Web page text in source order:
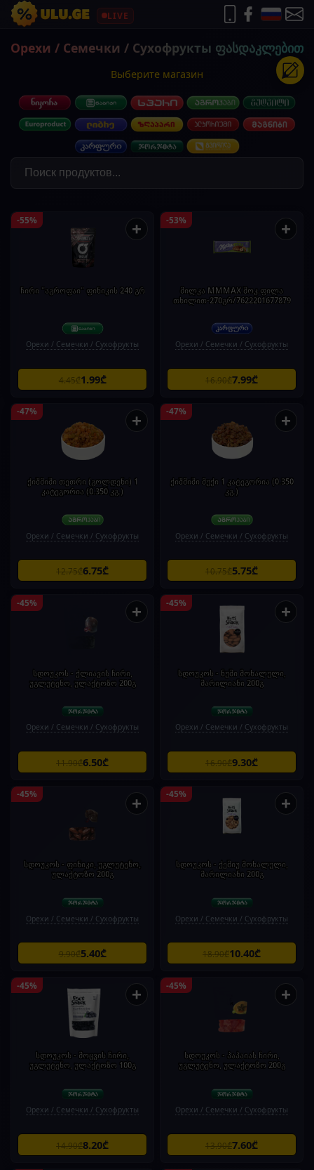
LIVE
Орехи / Семечки / Сухофрукты ფასდაკლებით
Выберите магазин
-55% +
ჩირი "აგროფაი" ფინიკის 240 გრ
Орехи / Семечки / Сухофрукты
4.45₾1.99₾
-53% +
მილკა MMMAX შოკ.ფილა
თხილით-270გრ/7622201677879
Орехи / Семечки / Сухофрукты
16.90₾7.99₾
-47% +
ქიშმიში თეთრი (გოლდენი) 1
კატეგორია (0.350 კგ.)
Орехи / Семечки / Сухофрукты
12.75₾6.75₾
-47% +
ქიშმიში მუქი 1 კატეგორია (0.350
კგ.)
Орехи / Семечки / Сухофрукты
10.75₾5.75₾
-45% +
სდოუკოს - ქლიავის ჩირი,
უგლუტენო, ულაქტოზო 200გ
Орехи / Семечки / Сухофрукты
11.90₾6.50₾
-45% +
სდოუკოს - ნუში მოხალული,
მარილიანი 200გ
Орехи / Семечки / Сухофрукты
16.90₾9.30₾
-45% +
სდოუკოს - ფინიკი, უგლუტენო,
ულაქტოზო 200გ
Орехи / Семечки / Сухофрукты
9.90₾5.40₾
-45% +
სდოუკოს - ქეშიუ მოხალული,
მარილიანი 200გ
Орехи / Семечки / Сухофрукты
18.90₾10.40₾
-45% +
სდოუკოს - მოცვის ჩირი,
უგლუტენო, ულაქტოზო 100გ
Орехи / Семечки / Сухофрукты
14.90₾8.20₾
-45% +
სდოუკოს - პაპაიას ჩირი,
უგლუტენო, ულაქტოზო 200გ
Орехи / Семечки / Сухофрукты
13.90₾7.60₾